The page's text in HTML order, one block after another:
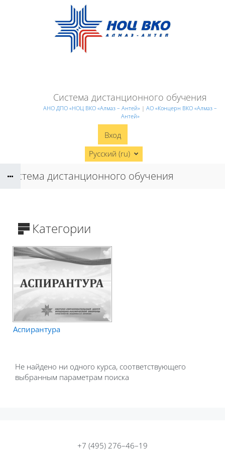
Перейти к основному содержанию
Система дистанционного обучения
АНО ДПО «НОЦ ВКО «Алмаз – Антей» | АО «Концерн ВКО «Алмаз –
Антей»
Вход
Русский ‎(ru)‎
Система дистанционного обучения
Категории
Аспирантура
Не найдено ни одного курса, соответствующего
выбранным параметрам поиска
+7 (495) 276–46–19